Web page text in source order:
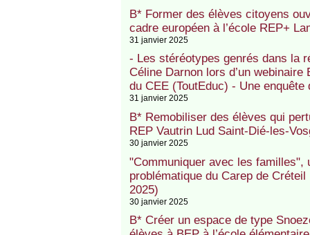
B* Former des élèves citoyens
cadre européen à l’école REP+
31 janvier 2025
- Les stéréotypes genrés dans la
Céline Darnon lors d’un
du CEE (ToutEduc) - Une enquête
31 janvier 2025
B* Remobiliser des élèves qui
REP Vautrin Lud Saint-Dié-les-
30 janvier 2025
"Communiquer avec les familles",
problématique du Carep de
2025)
30 janvier 2025
B* Créer un espace de type